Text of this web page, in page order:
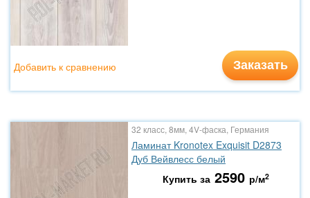
Заказать
Добавить к сравнению
32 класс, 8мм, 4V-фаска, Германия
Ламинат Kronotex Exquisit D2873
Дуб Вейвлесс белый
Купить за 2590 р/м2